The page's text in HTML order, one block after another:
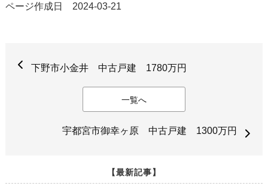
ページ作成日 2024-03-21
下野市小金井 中古戸建 1780万円
一覧へ
宇都宮市御幸ヶ原 中古戸建 1300万円
【最新記事】